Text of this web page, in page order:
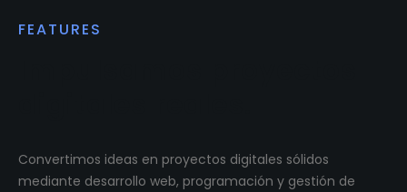
FEATURES
Convertimos ideas en proyectos digitales sólidos
mediante desarrollo web, programación y gestión de